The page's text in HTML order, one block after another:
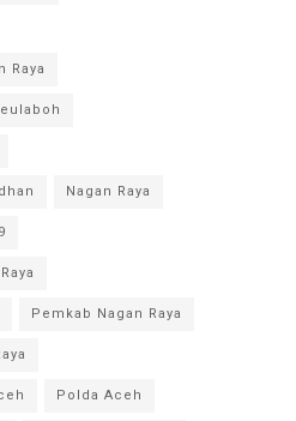
Raya
Nagan Raya
Pemkab Nagan Raya
Polda Aceh